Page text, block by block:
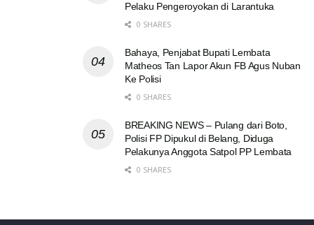
Pelaku Pengeroyokan di Larantuka
0 SHARES
Bahaya, Penjabat Bupati Lembata
Matheos Tan Lapor Akun FB Agus Nuban
Ke Polisi
0 SHARES
BREAKING NEWS – Pulang dari Boto,
Polisi FP Dipukul di Belang, Diduga
Pelakunya Anggota Satpol PP Lembata
0 SHARES